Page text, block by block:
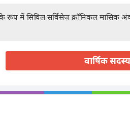
के रूप में सिविल सर्विसेज़ क्रॉनिकल मासिक
वार्षिक